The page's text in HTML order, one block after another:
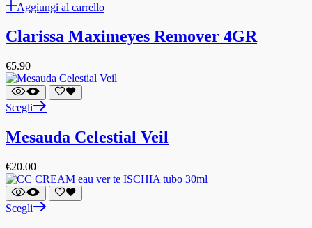
Aggiungi al carrello
Clarissa Maximeyes Remover 4GR
€5.90
Scegli
Mesauda Celestial Veil
€20.00
Scegli